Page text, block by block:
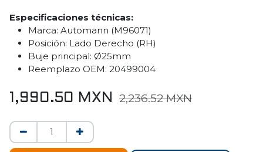
Especificaciones técnicas:
Marca: Automann (M96071)
Posición: Lado Derecho (RH)
Buje principal: Ø25mm
Reemplazo OEM: 20499004
1,990.50 MXN 2,236.52MXN